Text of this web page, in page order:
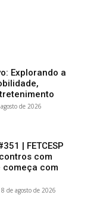
Explorando a
de 2026
| FETCESP
com
começa com
8 de agosto de 2026